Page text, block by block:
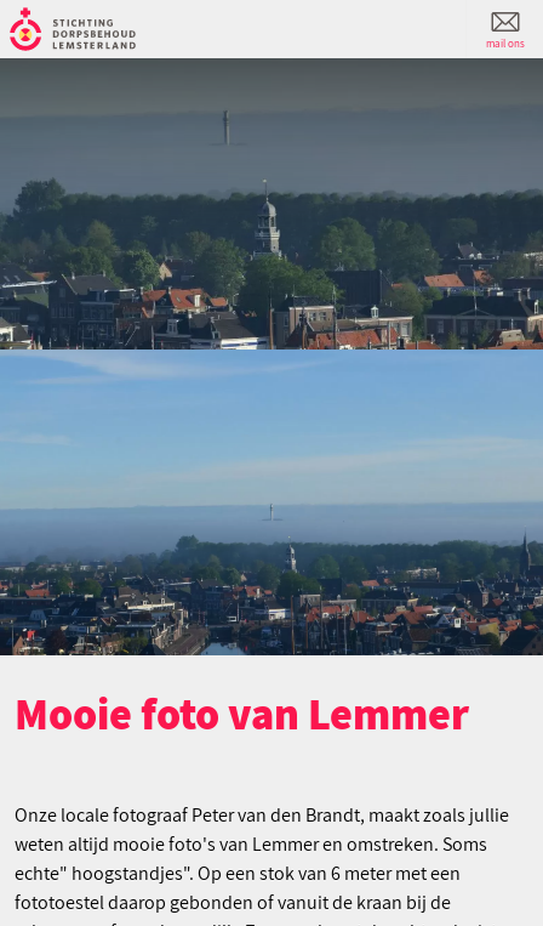
mail ons
Mooie foto van Lemmer
Onze locale fotograaf Peter van den Brandt, maakt zoals jullie
weten altijd mooie foto's van Lemmer en omstreken. Soms
echte" hoogstandjes". Op een stok van 6 meter met een
fototoestel daarop gebonden of vanuit de kraan bij de